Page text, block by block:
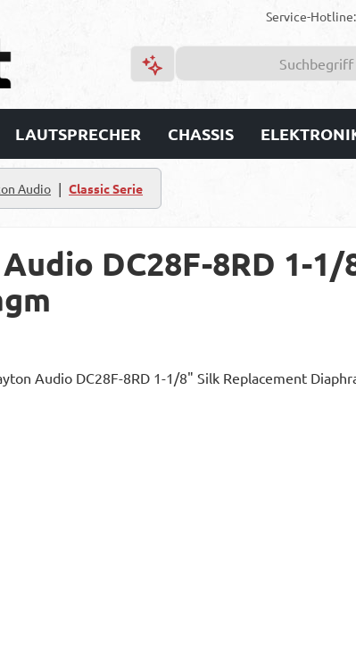
Service-Hotline:
LAUTSPRECHER CHASSIS
Audio | Classic Serie
DC28F-8RD 1-